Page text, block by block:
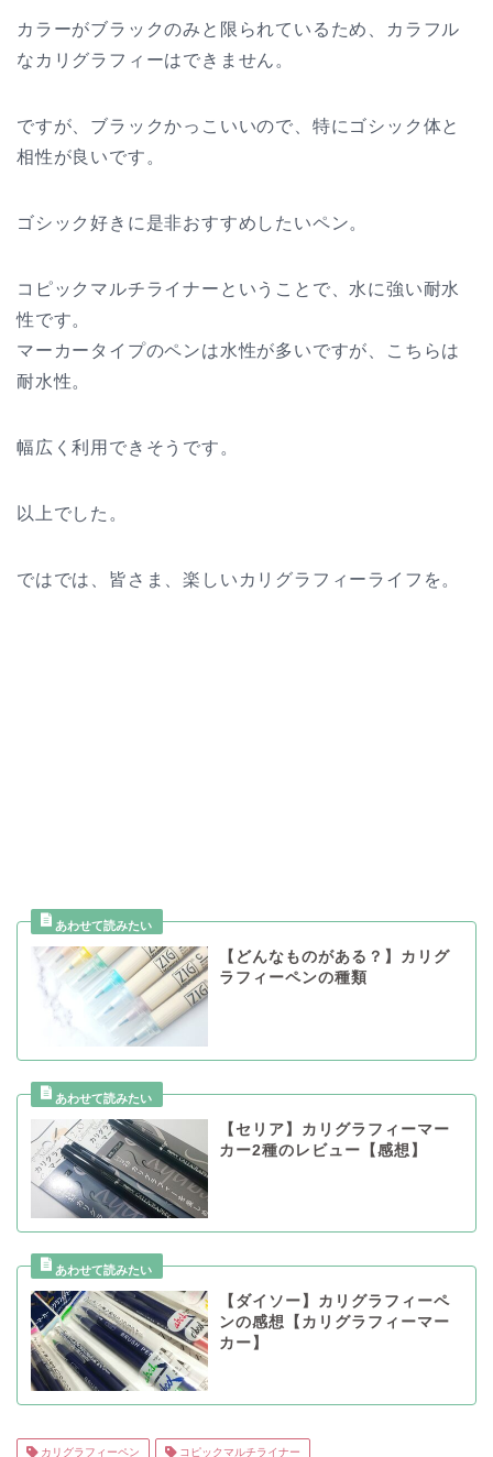
カラーがブラックのみと限られているため、カラフル
なカリグラフィーはできません。
ですが、ブラックかっこいいので、特にゴシック体と
相性が良いです。
ゴシック好きに是非おすすめしたいペン。
コピックマルチライナーということで、水に強い耐水
性です。
マーカータイプのペンは水性が多いですが、こちらは
耐水性。
幅広く利用できそうです。
以上でした。
ではでは、皆さま、楽しいカリグラフィーライフを。
【どんなものがある？】カリグ
ラフィーペンの種類
【セリア】カリグラフィーマー
カー2種のレビュー【感想】
【ダイソー】カリグラフィーペ
ンの感想【カリグラフィーマー
カー】
カリグラフィーペン コピックマルチライナー